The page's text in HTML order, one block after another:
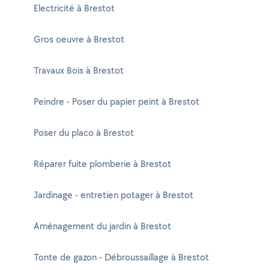
Electricité à Brestot
Gros oeuvre à Brestot
Travaux Bois à Brestot
Peindre - Poser du papier peint à Brestot
Poser du placo à Brestot
Réparer fuite plomberie à Brestot
Jardinage - entretien potager à Brestot
Aménagement du jardin à Brestot
Tonte de gazon - Débroussaillage à Brestot